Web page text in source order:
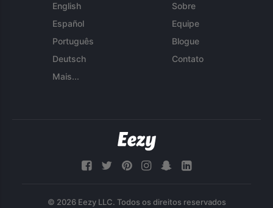
English
Español
Português
Deutsch
Mais...
Sobre
Equipe
Blogue
Contato
© 2026 Eezy LLC. Todos os direitos reservados